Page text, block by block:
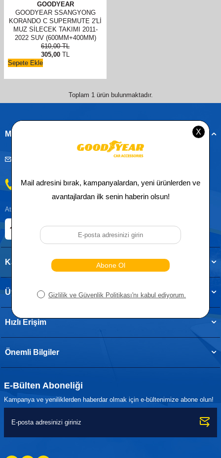
GOODYEAR
GOODYEAR SSANGYONG
KORANDO C SUPERMUTE 2'LI
MUZ SILECEK TAKIMI 2011-
2022 SUV (600MM+400MM)
610,00TL
305,00 TL
Sepete Ekle
Toplam 1ürün bulunmaktadır.
Müşteri Hizmetleri
musteridestek@goodyearotoaksesuar.com.tr
0212 955 5515
Atatürk, Kıraç Mevkii, Orhan Veli Cd. D:No:19, 34522 Esenyurt/İstanbul
E-ticaret Sitemiz
Etbis Kayıtlıdır
Kategoriler
Üye
Hızlı Erişim
Önemli Bilgiler
E-Bülten Aboneliği
Kampanya ve yeniliklerden haberdar olmak için e-bültenimize abone olun!